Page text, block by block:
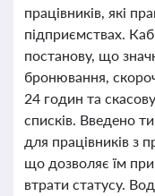
працівників, які
підприємствах.
постанову, що
бронювання,
24 годин та
списків. Введено
для працівників з
що дозволяє їм
втрати статусу.